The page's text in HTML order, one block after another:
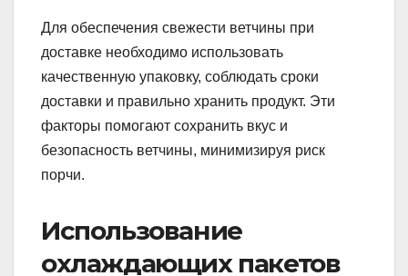
Для обеспечения свежести ветчины при
доставке необходимо использовать
качественную упаковку, соблюдать сроки
доставки и правильно хранить продукт. Эти
факторы помогают сохранить вкус и
безопасность ветчины, минимизируя риск
порчи.
Использование
охлаждающих пакетов